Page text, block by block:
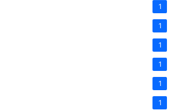
1
1
1
1
1
1